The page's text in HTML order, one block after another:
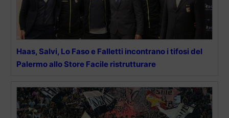
Haas, Salvi, Lo Faso e Falletti incontrano i tifosi del
Palermo allo Store Facile ristrutturare